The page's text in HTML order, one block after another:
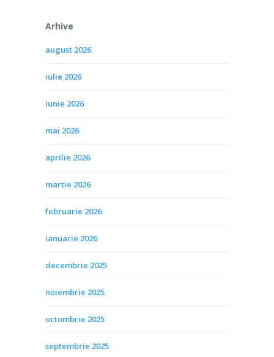
Arhive
august 2026
iulie 2026
iunie 2026
mai 2026
aprilie 2026
martie 2026
februarie 2026
ianuarie 2026
decembrie 2025
noiembrie 2025
octombrie 2025
septembrie 2025